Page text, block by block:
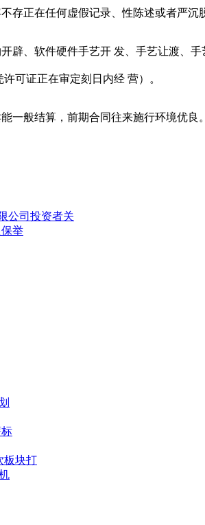
正在任何虚假记录、性陈述或者严沉
、软件硬件手艺开 发、手艺让渡、手
可证正在审定刻日内经 营）。
般结算，前期合同往来施行环境优良
公司投资者关
举
板块打